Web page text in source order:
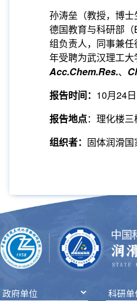
孙涛垒（教授，博
德国教育与科研部
组负责人，同事兼
年受聘为武汉理工
Acc.Chem.Res.、
报告时间： 10月24
报告地点：理化楼
组织者： 固体润滑